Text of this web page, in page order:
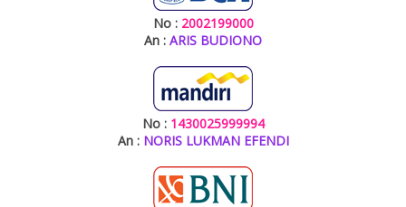
No : 2002199000
An : ARIS BUDIONO
No : 1430025999994
An : NORIS LUKMAN EFENDI